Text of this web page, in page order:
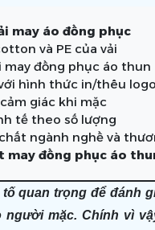
may áo đồng phục
và PE của vải
may đồng phục áo thun
hình thức in/thêu logo
giác khi mặc
tế theo số lượng
ngành nghề và
may đồng phục áo
quan trọng để đánh
người mặc. Chính vì